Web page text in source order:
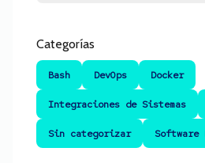
Categorías
Bash DevOps Docker
Integraciones de Sistemas
Sin categorizar Software